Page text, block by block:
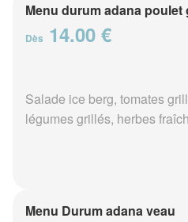
Menu durum adana poulet
Dès 14.00 €
Salade ice berg, tomates
légumes grillés, herbes
Menu Durum adana veau